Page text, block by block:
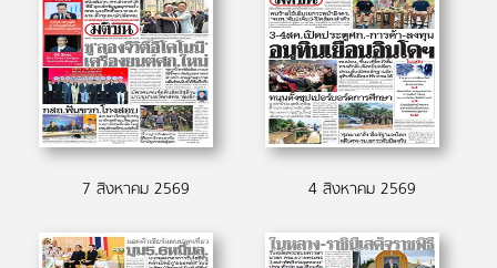
7 สิงหาคม 2569 4 สิงหาคม 2569